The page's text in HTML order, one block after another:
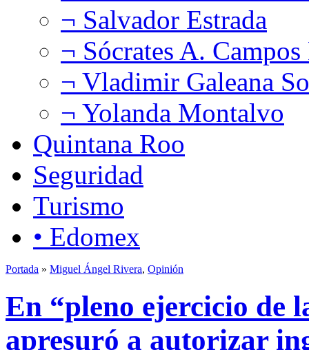
¬ Salvador Estrada
¬ Sócrates A.
¬ Vladimir Galeana
¬ Yolanda Montalvo
Quintana Roo
Seguridad
Turismo
• Edomex
Portada » Miguel Ángel Rivera, Opinión
En “pleno ejercicio de
apresuró a autorizar